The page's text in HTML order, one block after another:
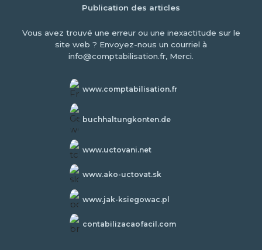
Publication des articles
Vous avez trouvé une erreur ou une inexactitude sur le
site web ? Envoyez-nous un courriel à
info@comptabilisation.fr, Merci.
www.comptabilisation.fr
buchhaltungkonten.de
www.uctovani.net
www.ako-uctovat.sk
www.jak-ksiegowac.pl
contabilizacaofacil.com